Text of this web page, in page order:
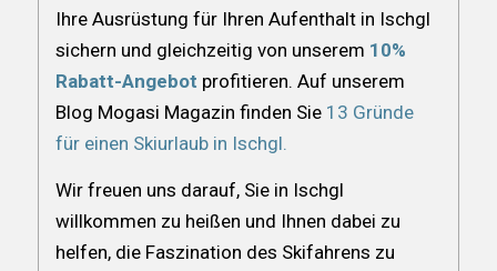
Ihre Ausrüstung für Ihren Aufenthalt in Ischgl
sichern und gleichzeitig von unserem 10%
Rabatt-Angebot profitieren. Auf unserem
Blog Mogasi Magazin finden Sie 13 Gründe
für einen Skiurlaub in Ischgl.
Wir freuen uns darauf, Sie in Ischgl
willkommen zu heißen und Ihnen dabei zu
helfen, die Faszination des Skifahrens zu